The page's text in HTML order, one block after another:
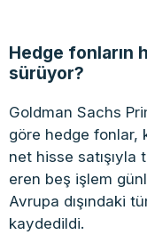
Hedge fonların
sürüyor?
Goldman Sachs
göre hedge fonlar,
net hisse satışıyla
eren beş işlem
Avrupa dışındaki
kaydedildi.